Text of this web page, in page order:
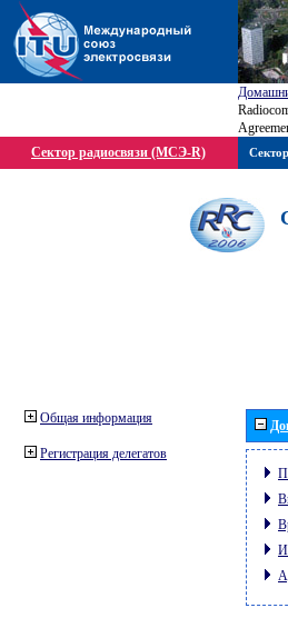
Сектор радиосвязи (МСЭ-R)
Общая информация
Регистрация делегатов